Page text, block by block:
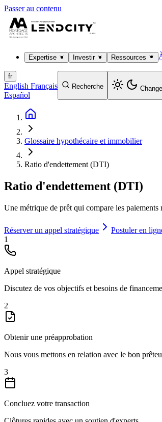
Passer au contenu
Expertise Investir Ressources
fr
English Français
Español
Recherche
Glossaire hypothécaire et immobilier
Ratio d'endettement (DTI)
Ratio d'endettement (DTI)
Une métrique de prêt qui compare les
Réserver un appel stratégique
Postuler en
1
Appel stratégique
Discutez de vos objectifs et besoins de
2
Obtenir une préapprobation
Nous vous mettons en relation avec le bon
3
Concluez votre transaction